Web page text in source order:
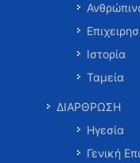
Ιστορία
Ταμεία
ΔΙΑΡΘΡΩΣΗ
Ηγεσία
Γενική